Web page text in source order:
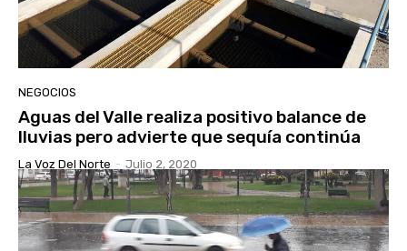
NEGOCIOS
Aguas del Valle realiza positivo balance de
lluvias pero advierte que sequía continúa
La Voz Del Norte - Julio 2, 2020